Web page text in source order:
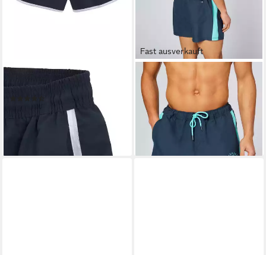
Badeshorts mit Kontrastpiping
lieferbar - in 1-2 Werktagen bei dir
Fast ausverkauft
CHIEMSEE
Badeshorts
27,95 €
-30%
lieferbar - in 8-10 Werktagen bei